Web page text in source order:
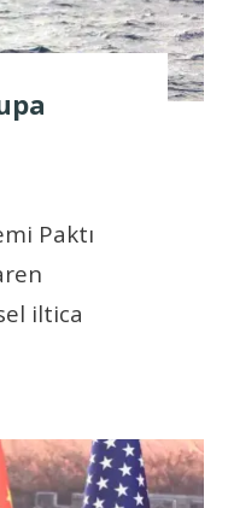
Paktı
iltica